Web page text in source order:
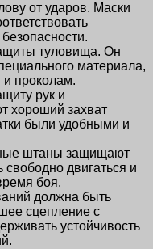
от ударов. Маски
туловища. Он
материала,
и проколам.
рук и
хороший захват
были удобными и
штаны защищают
двигаться и
боя.
должна быть
сцепление с
устойчивость